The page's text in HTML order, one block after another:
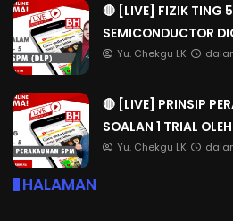
🔴 [LIVE] FIZIK TING
SEMICONDUCTOR
Yu. Chekgu LK
🔴 [LIVE] PRINSIP
SOALAN 1 TRIAL
Yu. Chekgu LK
HALAMAN